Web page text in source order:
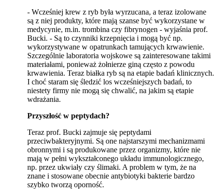
- Wcześniej krew z ryb była wyrzucana, a teraz izolowane
są z niej produkty, które mają szanse być wykorzystane w
medycynie, m.in. trombina czy fibrynogen - wyjaśnia prof.
Bucki. - Są to czynniki krzepnięcia i mogą być np.
wykorzystywane w opatrunkach tamujących krwawienie.
Szczególnie laboratoria wojskowe są zainteresowane takimi
materiałami, ponieważ żołnierze giną często z powodu
krwawienia. Teraz białka ryb są na etapie badań klinicznych.
I choć staram się śledzić los wcześniejszych badań, to
niestety firmy nie mogą się chwalić, na jakim są etapie
wdrażania.
Przyszłość w peptydach?
Teraz prof. Bucki zajmuje się peptydami
przeciwbakteryjnymi. Są one najstarszymi mechanizmami
obronnymi i są produkowane przez organizmy, które nie
mają w pełni wykształconego układu immunologicznego,
np. przez ukwiały czy ślimaki. A problem w tym, że na
znane i stosowane obecnie antybiotyki bakterie bardzo
szybko tworzą oporność.